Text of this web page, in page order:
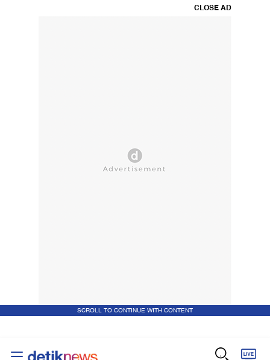
CLOSE AD
SCROLL TO CONTINUE WITH CONTENT